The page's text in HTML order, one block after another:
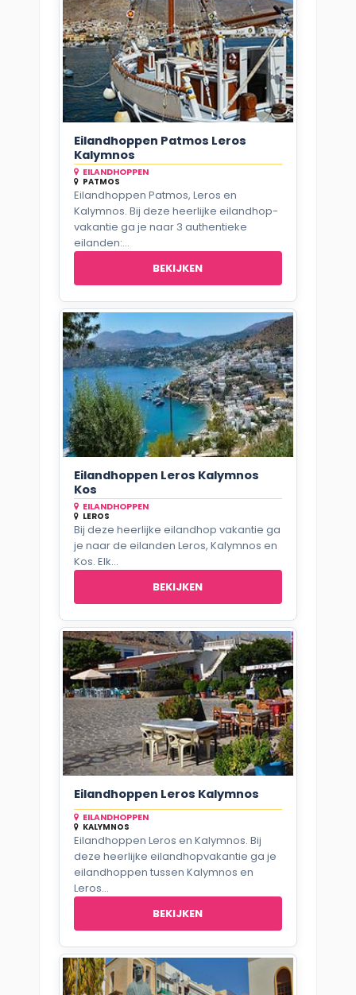
Eilandhoppen Patmos Leros
Kalymnos
EILANDHOPPEN
PATMOS
Eilandhoppen Patmos, Leros en
Kalymnos. Bij deze heerlijke eilandhop-
vakantie ga je naar 3 authentieke
eilanden:...
BEKIJKEN
Eilandhoppen Leros Kalymnos
Kos
EILANDHOPPEN
LEROS
Bij deze heerlijke eilandhop vakantie ga
je naar de eilanden Leros, Kalymnos en
Kos. Elk...
BEKIJKEN
Eilandhoppen Leros Kalymnos
EILANDHOPPEN
KALYMNOS
Eilandhoppen Leros en Kalymnos. Bij
deze heerlijke eilandhopvakantie ga je
eilandhoppen tussen Kalymnos en
Leros...
BEKIJKEN